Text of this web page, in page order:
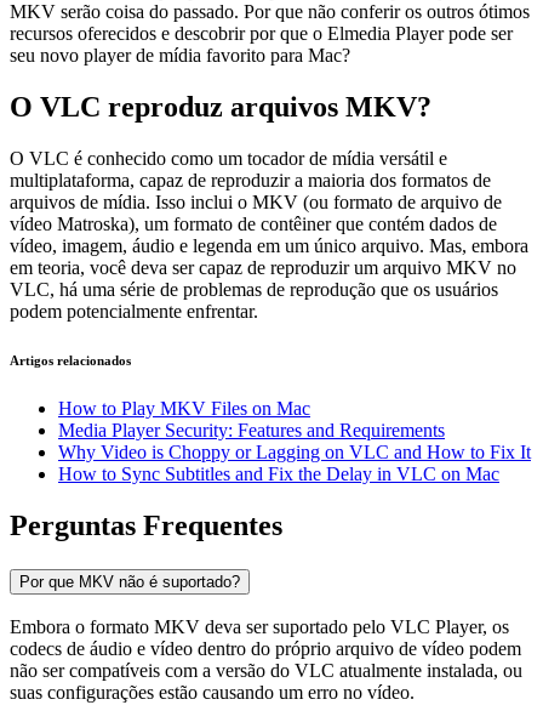
MKV serão coisa do passado. Por que não conferir os outros ótimos
recursos oferecidos e descobrir por que o Elmedia Player pode ser
seu novo player de mídia favorito para Mac?
O VLC reproduz arquivos MKV?
O VLC é conhecido como um tocador de mídia versátil e
multiplataforma, capaz de reproduzir a maioria dos formatos de
arquivos de mídia. Isso inclui o MKV (ou formato de arquivo de
vídeo Matroska), um formato de contêiner que contém dados de
vídeo, imagem, áudio e legenda em um único arquivo. Mas, embora
em teoria, você deva ser capaz de reproduzir um arquivo MKV no
VLC, há uma série de problemas de reprodução que os usuários
podem potencialmente enfrentar.
Artigos relacionados
How to Play MKV Files on Mac
Media Player Security: Features and Requirements
Why Video is Choppy or Lagging on VLC and How to Fix It
How to Sync Subtitles and Fix the Delay in VLC on Mac
Perguntas Frequentes
Por que MKV não é suportado?
Embora o formato MKV deva ser suportado pelo VLC Player, os
codecs de áudio e vídeo dentro do próprio arquivo de vídeo podem
não ser compatíveis com a versão do VLC atualmente instalada, ou
suas configurações estão causando um erro no vídeo.